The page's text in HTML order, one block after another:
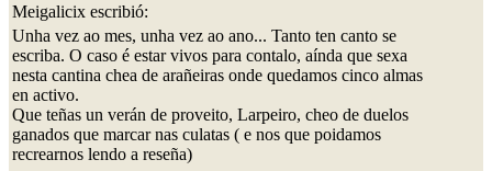
Meigalicix escribió:
Unha vez ao mes, unha vez ao ano... Tanto ten canto se
escriba. O caso é estar vivos para contalo, aínda que sexa
nesta cantina chea de arañeiras onde quedamos cinco almas
en activo.
Que teñas un verán de proveito, Larpeiro, cheo de duelos
ganados que marcar nas culatas ( e nos que poidamos
recrearnos lendo a reseña)